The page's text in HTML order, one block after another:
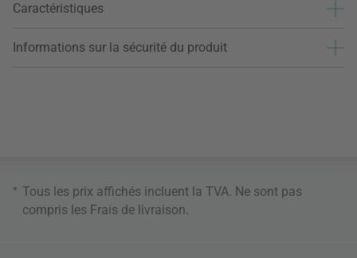
Caractéristiques
Informations sur la sécurité du produit
* Tous les prix affichés incluent la TVA. Ne sont pas
compris les Frais de livraison